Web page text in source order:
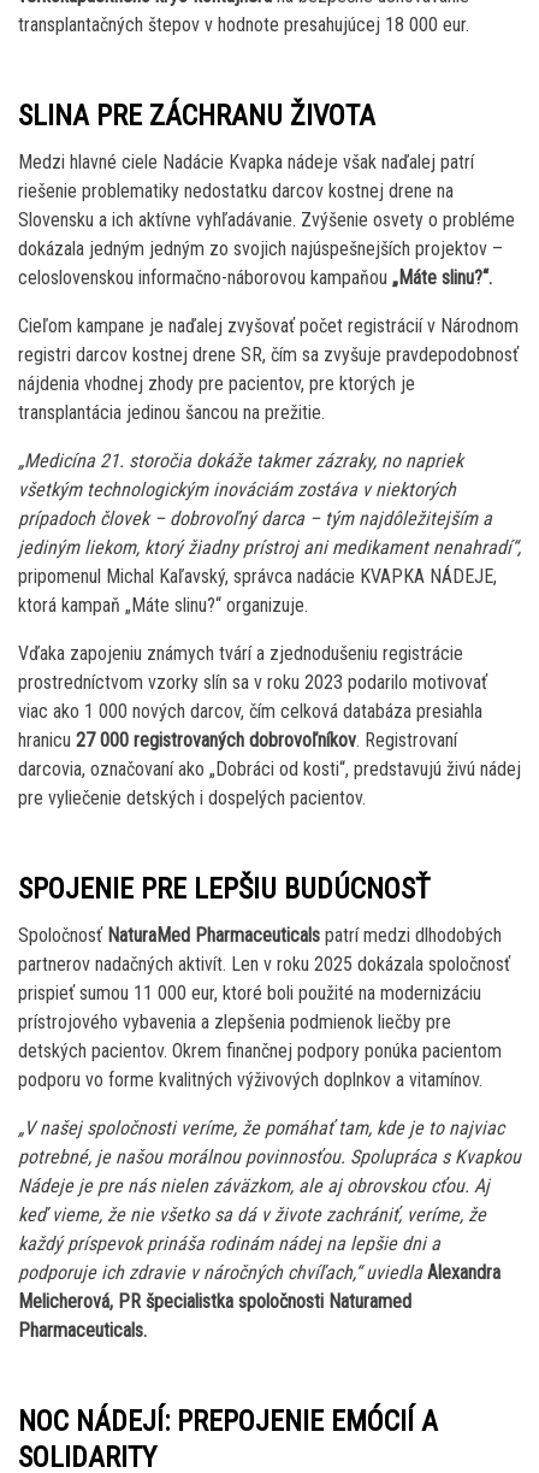
transplantačných štepov v hodnote presahujúcej 18 000 eur.
SLINA PRE ZÁCHRANU ŽIVOTA
Medzi hlavné ciele Nadácie Kvapka nádeje však naďalej patrí
riešenie problematiky nedostatku darcov kostnej drene na
Slovensku a ich aktívne vyhľadávanie. Zvýšenie osvety o probléme
dokázala jedným jedným zo svojich najúspešnejších projektov –
celoslovenskou informačno-náborovou kampaňou „Máte slinu?“.
Cieľom kampane je naďalej zvyšovať počet registrácií v Národnom
registri darcov kostnej drene SR, čím sa zvyšuje pravdepodobnosť
nájdenia vhodnej zhody pre pacientov, pre ktorých je
transplantácia jedinou šancou na prežitie.
„Medicína 21. storočia dokáže takmer zázraky, no napriek
všetkým technologickým inováciám zostáva v niektorých
prípadoch človek – dobrovoľný darca – tým najdôležitejším a
jediným liekom, ktorý žiadny prístroj ani medikament nenahradí“,
pripomenul Michal Kaľavský, správca nadácie KVAPKA NÁDEJE,
ktorá kampaň „Máte slinu?“ organizuje.
Vďaka zapojeniu známych tvárí a zjednodušeniu registrácie
prostredníctvom vzorky slín sa v roku 2023 podarilo motivovať
viac ako 1 000 nových darcov, čím celková databáza presiahla
hranicu 27 000 registrovaných dobrovoľníkov. Registrovaní
darcovia, označovaní ako „Dobráci od kosti“, predstavujú živú nádej
pre vyliečenie detských i dospelých pacientov.
SPOJENIE PRE LEPŠIU BUDÚCNOSŤ
Spoločnosť NaturaMed Pharmaceuticals patrí medzi dlhodobých
partnerov nadačných aktivít. Len v roku 2025 dokázala spoločnosť
prispieť sumou 11 000 eur, ktoré boli použité na modernizáciu
prístrojového vybavenia a zlepšenia podmienok liečby pre
detských pacientov. Okrem finančnej podpory ponúka pacientom
podporu vo forme kvalitných výživových doplnkov a vitamínov.
„V našej spoločnosti veríme, že pomáhať tam, kde je to najviac
potrebné, je našou morálnou povinnosťou. Spolupráca s Kvapkou
Nádeje je pre nás nielen záväzkom, ale aj obrovskou cťou. Aj
keď vieme, že nie všetko sa dá v živote zachrániť, veríme, že
každý príspevok prináša rodinám nádej na lepšie dni a
podporuje ich zdravie v náročných chvíľach,“ uviedlaAlexandra
Melicherová, PR špecialistka spoločnosti Naturamed
Pharmaceuticals.
NOC NÁDEJÍ: PREPOJENIE EMÓCIÍ A
SOLIDARITY